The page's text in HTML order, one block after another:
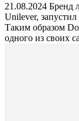
21.08.2024 Бренд
Unilever,
Таким образом
одного из своих